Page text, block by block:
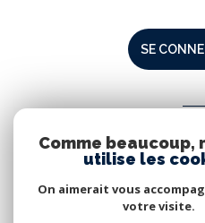
SE
Nous
Comme beaucoup,
utilise les
On aimerait vous
votre visite.